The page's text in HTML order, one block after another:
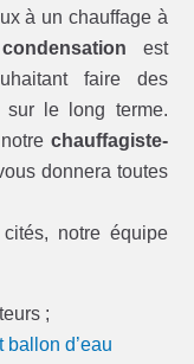
à un chauffage à
est
faire des
sur le long terme.
chauffagiste-
donnera toutes
notre équipe
;
d’eau